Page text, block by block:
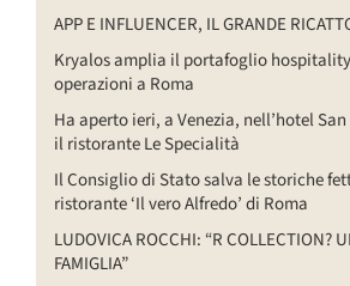
APP E INFLUENCER, IL GRANDE
Kryalos amplia il portafoglio
operazioni a Roma
Ha aperto ieri, a Venezia, nell’hotel
il ristorante Le Specialità
Il Consiglio di Stato salva le storiche
ristorante ‘Il vero Alfredo’ di Roma
LUDOVICA ROCCHI: “R COLLECTION?
FAMIGLIA”